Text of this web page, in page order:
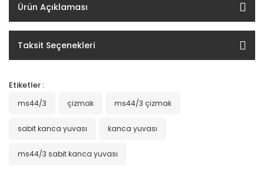
Ürün Açıklaması
Taksit Seçenekleri
Etiketler :
ms44/3 çizmak ms44/3 çizmak
sabit kanca yuvası kanca yuvası
ms44/3 sabit kanca yuvası